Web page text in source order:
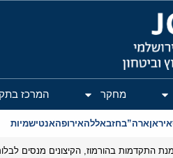
חוץ וביטחון
מחקר המרכז
איראןארה”בחזבאללהאירופהאנטישמיות
התקדמות בהורמוז, הקיצונים מנסים